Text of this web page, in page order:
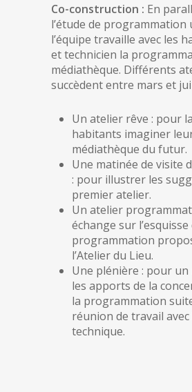
Co-construction : En
l’étude de programmation
l’équipe travaille avec les
et technicien la
médiathèque. Différents
succèdent entre mars et
Un atelier rêve : pour
habitants imaginer
médiathèque du futur.
Une matinée de visite
: pour illustrer les
premier atelier.
Un atelier
échange sur l’esquisse
programmation
l’Atelier du Lieu.
Une plénière : pour
les apports de la
la programmation
réunion de travail avec
technique.